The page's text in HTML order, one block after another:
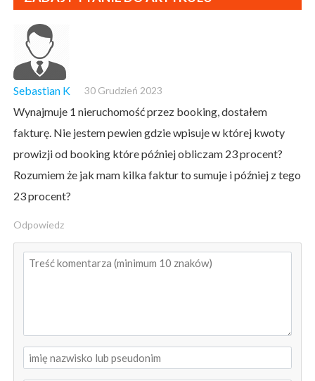
Sebastian K 30 Grudzień 2023
Wynajmuje 1 nieruchomość przez booking, dostałem
fakturę. Nie jestem pewien gdzie wpisuje w której kwoty
prowizji od booking które później obliczam 23 procent?
Rozumiem że jak mam kilka faktur to sumuje i później z tego
23 procent?
Odpowiedz